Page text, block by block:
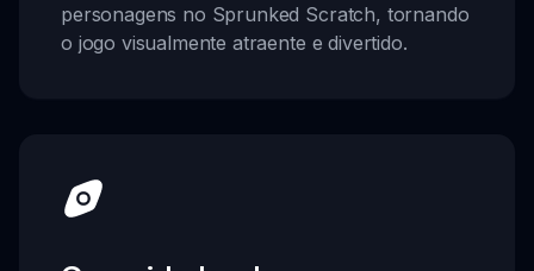
personagens no Sprunked Scratch, tornando
o jogo visualmente atraente e divertido.